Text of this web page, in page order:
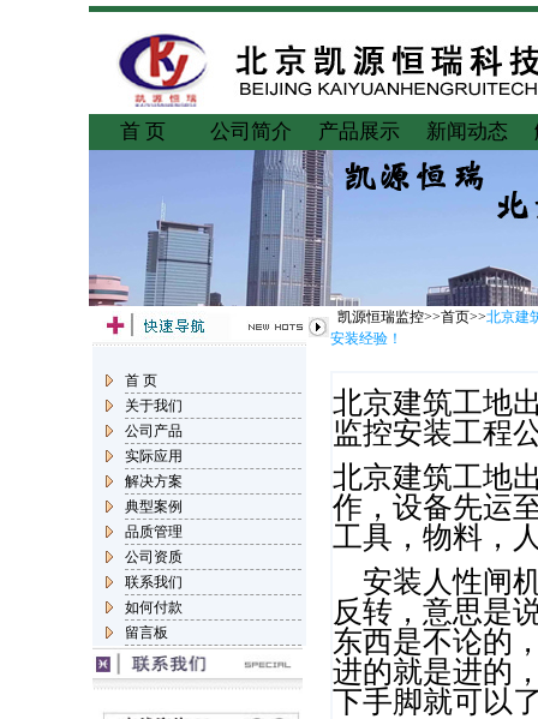
首 页 公司简介 产品展示 新闻动态
首 页
关于我们
公司产品
实际应用
解决方案
典型案例
品质管理
公司资质
联系我们
如何付款
留言板
凯源恒瑞监控>>首页>>北京建
安装经验！
北京建筑工地
监控安装工程
北京建筑工地
作，设备先运
工具，物料，
安装人性闸
反转，意思是
东西是不论的
进的就是进的
下手脚就可以